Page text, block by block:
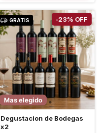
GRATIS
Mas elegido
Degustacion de Bodegas
x2
-23% OFF